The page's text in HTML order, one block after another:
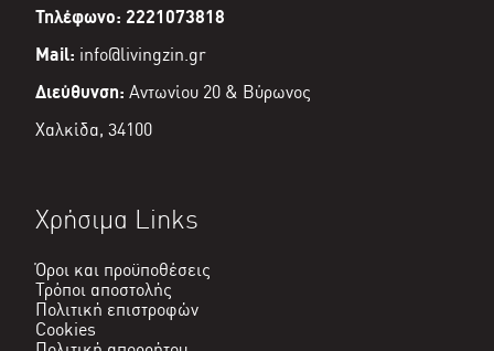
Τηλέφωνο: 2221073818
Mail: info@livingzin.gr
Διεύθυνση: Αντωνίου 20 & Βύρωνος
Χαλκίδα, 34100
Χρήσιμα Links
Όροι και προϋποθέσεις
Τρόποι αποστολής
Πολιτική επιστροφών
Cookies